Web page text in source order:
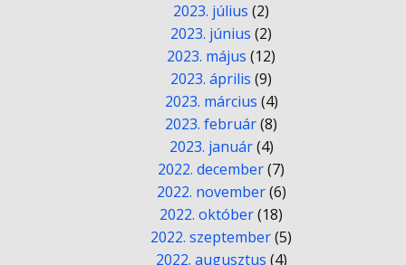
2023. július (2)
2023. június (2)
2023. május (12)
2023. április (9)
2023. március (4)
2023. február(8)
2023. január(4)
2022. december(7)
2022. november(6)
2022. október(18)
2022. szeptember(5)
2022. augusztus (4)